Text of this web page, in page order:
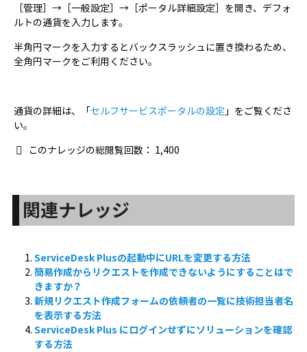
［管理］→［一般設定］→［ポータル詳細設定］を開き、デフォ
ルトの通貨を入力します。
半角円マークを入力するとバックスラッシュに置き換わるため、
全角円マークをご利用ください。
通貨の詳細は、「セルフサービスポータルの設定 」をご覧くださ
い。
このナレッジの総閲覧回数： 1,400
関連ナレッジ
ServiceDesk Plusの起動中にURLを変更する方法
簡易作成からリクエストを作成できないようにすることはで
きますか？
新規リクエスト作成フォームの依頼者の一覧に技術担当者名
を表示する方法
ServiceDesk Plus にログインせずにソリューションを確認
する方法